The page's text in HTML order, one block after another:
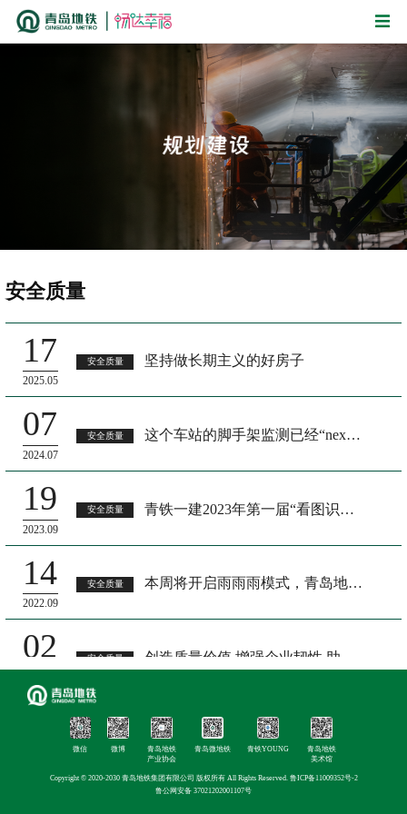
安全质量
17
2025.05
安全质量 坚持做长期主义的好房子
07
2024.07
安全质量 这个车站的脚手架监测已经“next level”了
19
2023.09
安全质量 青铁一建2023年第一届“看图识隐患” 知识竞赛成功举办
14
2022.09
安全质量 本周将开启雨雨雨模式，青岛地铁做市民贴心的“避雨港湾”
02 安全质量
安全质量 地铁集团在8号线组织应急演练
微信 微博
青岛地铁
产业协会
青岛微地铁 青铁YOUNG
青岛地铁
美术馆
Copyright © 2020-2030 青岛地铁集团有限公司 版权所有 All Rights Reserved. 鲁ICP备11009352号-2
鲁公网安备 37021202001107号